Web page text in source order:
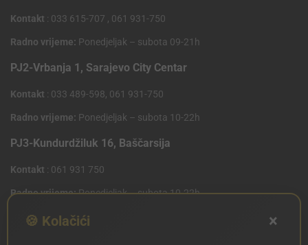
Kontakt : 033 615-707 , 061 931-750
Radno vrijeme: Ponedjeljak – subota 09-21h
PJ2-Vrbanja 1, Sarajevo City Centar
Kontakt : 033 489-598, 061 931-750
Radno vrijeme: Ponedjeljak – subota 10-22h
PJ3-Kundurdžiluk 16, Baščarsija
Kontakt : 061 931 750
Radno vrijeme:Ponedjeljak – subota 10-22h
PJ4 West Gate,Mostarsko raskrsce 10 (Penny Plus
🍪 Kolačići ×